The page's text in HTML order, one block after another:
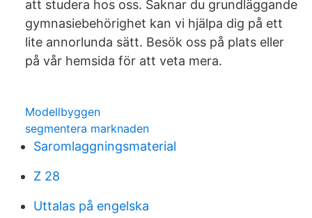
att studera hos oss. Saknar du grundläggande
gymnasiebehörighet kan vi hjälpa dig på ett
lite annorlunda sätt. Besök oss på plats eller
på vår hemsida för att veta mera.
Modellbyggen
segmentera marknaden
Saromlaggningsmaterial
Z 28
Uttalas på engelska